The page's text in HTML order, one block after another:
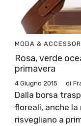
MODA &
Rosa, verde
primavera
4 Giugno 2015 di
Dalla borsa
floreali, anche la
risvegliano a